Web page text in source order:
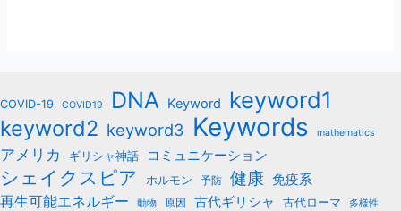
COVID-19 COVID19 DNA Keyword keyword1
keyword2 keyword3 Keywords mathematics
アメリカ ギリシャ神話 コミュニケーション
シェイクスピア ホルモン 予防 健康 免疫系
再生可能エネルギー
動物 原因 古代ギリシャ 古代ローマ 多様性